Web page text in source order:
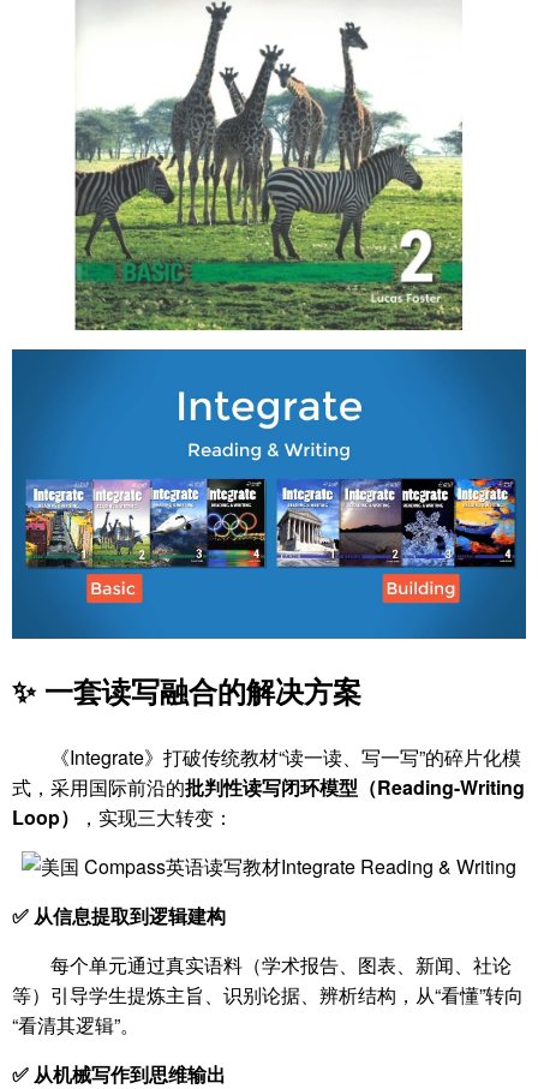
✨ 一套读写融合的解决方案
《Integrate》打破传统教材“读一读、写一写”的碎片化模
式，采用国际前沿的批判性读写闭环模型（Reading-Writing
Loop）
，实现三大转变：
✅ 从信息提取到逻辑建构
每个单元通过真实语料（学术报告、图表、新闻、社论
等）引导学生提炼主旨、识别论据、辨析结构，从“看懂”转向
“看清其逻辑”。
✅ 从机械写作到思维输出